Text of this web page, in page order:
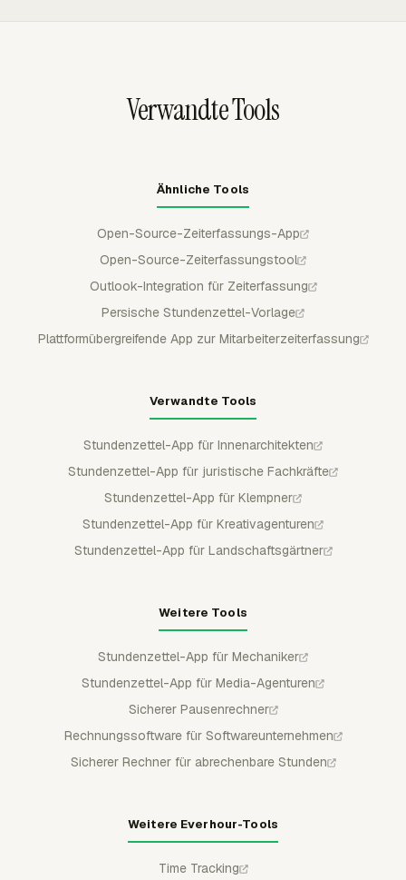
Verwandte Tools
Ähnliche Tools
Open-Source-Zeiterfassungs-App
Open-Source-Zeiterfassungstool
Outlook-Integration für Zeiterfassung
Persische Stundenzettel-Vorlage
Plattformübergreifende App zur Mitarbeiterzeiterfassung
Verwandte Tools
Stundenzettel-App für Innenarchitekten
Stundenzettel-App für juristische Fachkräfte
Stundenzettel-App für Klempner
Stundenzettel-App für Kreativagenturen
Stundenzettel-App für Landschaftsgärtner
Weitere Tools
Stundenzettel-App für Mechaniker
Stundenzettel-App für Media-Agenturen
Sicherer Pausenrechner
Rechnungssoftware für Softwareunternehmen
Sicherer Rechner für abrechenbare Stunden
Weitere Everhour-Tools
Time Tracking